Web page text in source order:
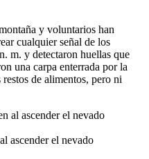
y voluntarios han
cualquier señal de los
m. y detectaron huellas que
una carpa enterrada por la
de alimentos, pero ni
ascender el nevado